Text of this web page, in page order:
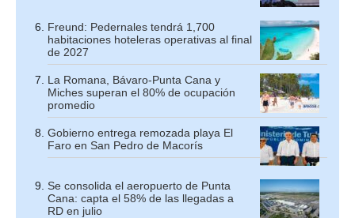
Freund: Pedernales tendrá 1,700
habitaciones hoteleras operativas al final
de 2027
La Romana, Bávaro-Punta Cana y
Miches superan el 80% de ocupación
promedio
Gobierno entrega remozada playa El
Faro en San Pedro de Macorís
Se consolida el aeropuerto de Punta
Cana: capta el 58% de las llegadas a
RD en julio